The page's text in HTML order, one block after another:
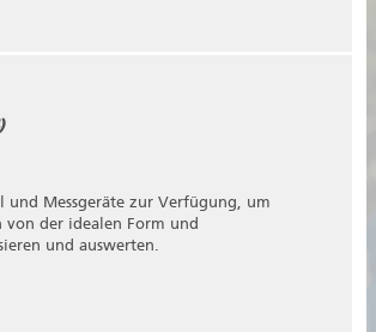
und Messgeräte zur Verfügung, um
von der idealen Form und
und auswerten.